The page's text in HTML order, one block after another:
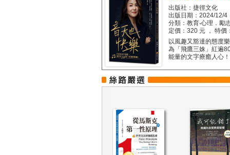
出版社：捷徑文化
出版日期：2024/12/4
分類：教育‧心理．勵
定價：320 元 ， 特價
以風趣又豁達的態度
為「飛鷹三姝」紅遍
能量的文字療癒人心